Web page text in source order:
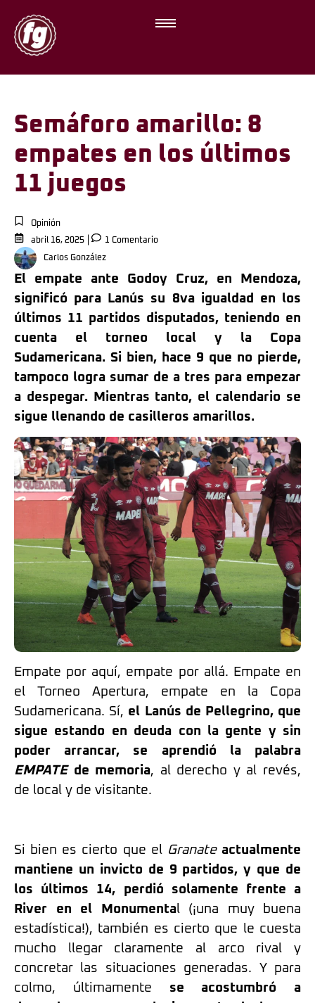
Semáforo amarillo: 8
empates en los últimos
11 juegos
Opinión
abril 16, 2025
1 Comentario
Carlos González
El empate ante Godoy Cruz, en Mendoza,
significó para Lanús su 8va igualdad en los
últimos 11 partidos disputados, teniendo en
cuenta el torneo local y la Copa
Sudamericana. Si bien, hace 9 que no pierde,
tampoco logra sumar de a tres para empezar
a despegar. Mientras tanto, el calendario se
sigue llenando de casilleros amarillos.
Empate por aquí, empate por allá. Empate en
el Torneo Apertura, empate en la Copa
Sudamericana. Sí, el Lanús de Pellegrino, que
sigue estando en deuda con la gente y sin
poder arrancar, se aprendió la palabra
EMPATEde memoria, al derecho y al revés,
de local y de visitante.
Si bien es cierto que el Granate actualmente
mantiene un invicto de 9 partidos, y que de
los últimos 14, perdió solamente frente a
River en el Monumental (¡una muy buena
estadística!), también es cierto que le cuesta
mucho llegar claramente al arco rival y
concretar las situaciones generadas. Y para
colmo, últimamente se acostumbró a